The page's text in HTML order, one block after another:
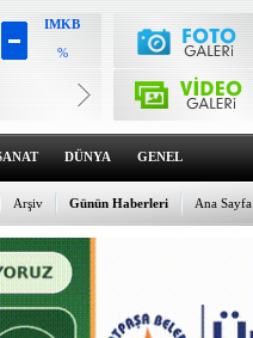
IMKB
%
6498.47
%0.28
Dolar
47.6371
%0.02
Euro
54.8274
%-0.02
DÜNYA GENEL
Ana Sayfa
Günün Haberleri
Arşiv